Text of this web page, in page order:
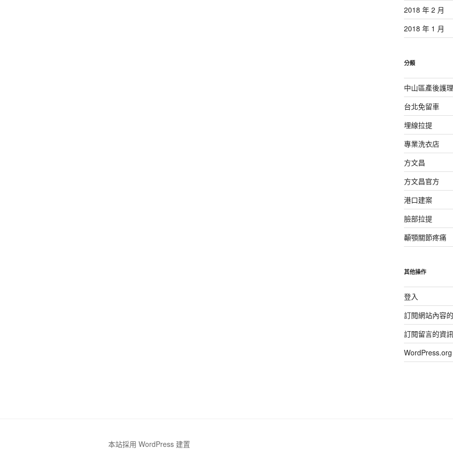
2018 年 2 月
2018 年 1 月
分類
中山區產後護
台北免留車
埋線拉提
專業洗衣店
方文昌
方文昌官方
港口建案
臉部拉提
顳顎關節疼痛
其他操作
登入
訂閱網站內容
訂閱留言的資
本站採用 WordPress 建置